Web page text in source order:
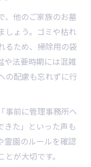
養の種類
いを知る
授
徴を比較
たいお墓事情
の流れ解説
永代供養の違い
養のポイント
コツ
、他のご家族のお墓
しょう。ゴミや枯れ
るため、掃除用の袋
や法要時期には混雑
の配慮も忘れずに行
事前に管理事務所へ
きた」といった声も
霊園のルールを確認
が大切です。